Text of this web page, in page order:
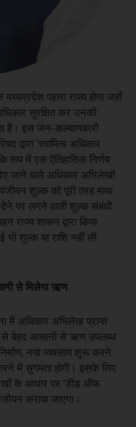
पहला राज्य होगा जहाँ
सुरक्षित कर उनकी
है। इस जन-कल्याणकारी
द्वारा 'स्वामित्व अधिकार
रूप में एक ऐतिहासिक निर्णय
जाने वाले अधिकार अभिलेखों
शुल्क को पूरी तरह माफ
देने पर लगने वाली शुल्क संबंधी
राज्य शासन द्वारा किया
शुल्क या राशि नहीं ली
से मिलेगा ऋण
में अधिकार अभिलेख प्राप्त
से बेहद आसानी से ऋण उपलब्ध
नया व्यवसाय शुरू करने
में सुगमता होगी। इसके लिए
के आधार पर 'डीड ऑफ
कराया जाएगा।